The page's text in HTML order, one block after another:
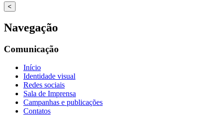
<
Navegação
Comunicação
Início
Identidade visual
Redes sociais
Sala de Imprensa
Campanhas e publicações
Contatos